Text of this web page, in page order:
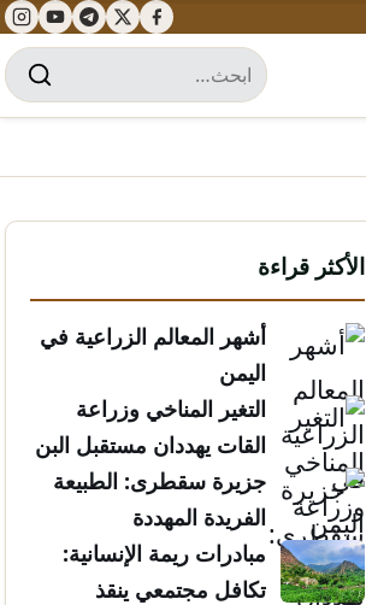
الأكثر قراءة
أشهر المعالم الزراعية في
اليمن
التغير المناخي وزراعة
القات يهددان مستقبل البن
الخولاني
جزيرة سقطرى: الطبيعة
الفريدة المهددة
مبادرات ريمة الإنسانية:
تكافل مجتمعي ينقذ